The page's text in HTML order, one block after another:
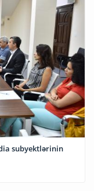
subyektlərinin